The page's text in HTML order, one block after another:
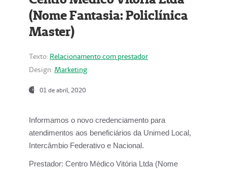
(Nome Fantasia: Policlínica
Master)
Texto: Relacionamento com prestador
Design: Marketing
01 de abril, 2020
Informamos o novo credenciamento para
atendimentos aos beneficiários da Unimed Local,
Intercâmbio Federativo e Nacional.
Prestador: Centro Médico Vitória Ltda (Nome